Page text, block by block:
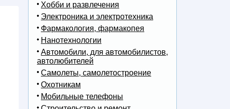
Хобби и развлечения
Электроника и электротехника
Фармакология, фармакопея
Нанотехнологии
Автомобили, для автомобилистов,
автолюбителей
Самолеты, самолетостроение
Охотникам
Мобильные телефоны